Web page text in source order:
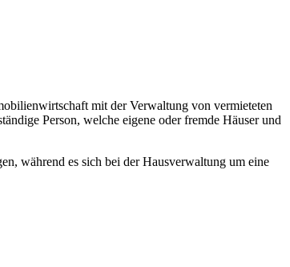
mit der Verwaltung von vermieteten
Person, welche eigene oder fremde Häuser und
während es sich bei der Hausverwaltung um eine